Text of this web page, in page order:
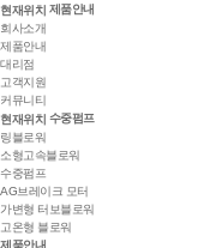
현재위치 제품안내
회사소개
제품안내
대리점
고객지원
커뮤니티
현재위치 수중펌프
링블로워
소형고속블로워
수중펌프
AG브레이크 모터
가변형 터보블로워
고온형 블로워
제품안내